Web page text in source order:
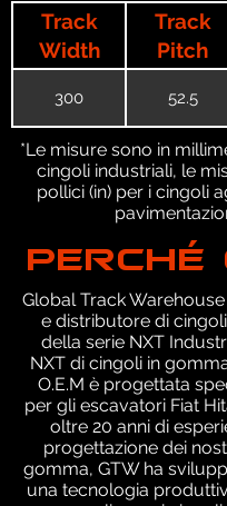
Track
Width
Track
Pitch
300 52.5
*Le misure sono in
cingoli industriali, le
pollici (in) per i cingoli
PERCHÉ
Global Track
e distributore di
della serie NXT
NXT di cingoli in
O.E.M è progettata
per gli escavatori Fiat
oltre 20 anni di
progettazione dei
gomma, GTW ha
una tecnologia